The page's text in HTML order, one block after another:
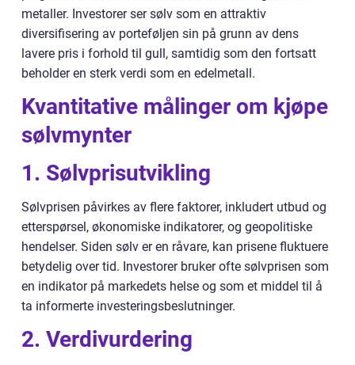
metaller. Investorer ser sølv som en attraktiv
diversifisering av porteføljen sin på grunn av dens
lavere pris i forhold til gull, samtidig som den fortsatt
beholder en sterk verdi som en edelmetall.
Kvantitative målinger om kjøpe
sølvmynter
1. Sølvprisutvikling
Sølvprisen påvirkes av flere faktorer, inkludert utbud og
etterspørsel, økonomiske indikatorer, og geopolitiske
hendelser. Siden sølv er en råvare, kan prisene fluktuere
betydelig over tid. Investorer bruker ofte sølvprisen som
en indikator på markedets helse og som et middel til å
ta informerte investeringsbeslutninger.
2. Verdivurdering